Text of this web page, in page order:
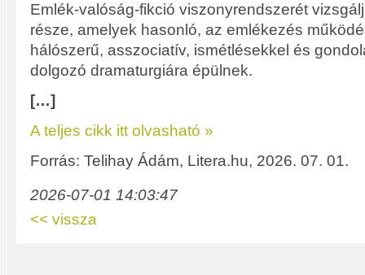
Emlék-valóság-fikció viszonyrendszerét
része, amelyek hasonló, az emlékezés
hálószerű, asszociatív, ismétlésekkel és
dolgozó dramaturgiára épülnek.
[…]
A teljes cikk itt olvasható »
Forrás: Telihay Ádám, Litera.hu, 2026. 07. 01.
2026-07-01 14:03:47
<< vissza